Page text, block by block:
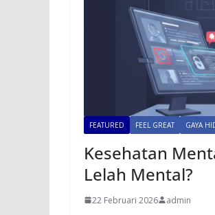
FEATURED FEEL GREAT GAYA
Kesehatan
Lelah Mental?
22 Februari 2026 admin